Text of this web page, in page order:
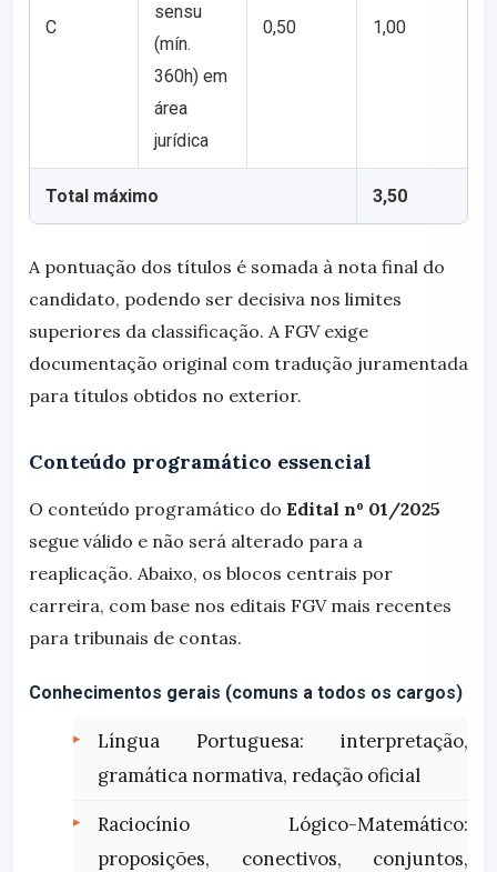
C
sensu
(mín.
360h) em
área
jurídica
0,50 1,00
Total máximo 3,50
A pontuação dos títulos é somada à nota final do
candidato, podendo ser decisiva nos limites
superiores da classificação. A FGV exige
documentação original com tradução juramentada
para títulos obtidos no exterior.
Conteúdo programático essencial
O conteúdo programático do Edital nº 01/2025
segue válido e não será alterado para a
reaplicação. Abaixo, os blocos centrais por
carreira, com base nos editais FGV mais recentes
para tribunais de contas.
Conhecimentos gerais (comuns a todos os cargos)
Língua Portuguesa: interpretação,
gramática normativa, redação oficial
Raciocínio Lógico-Matemático:
proposições, conectivos, conjuntos,